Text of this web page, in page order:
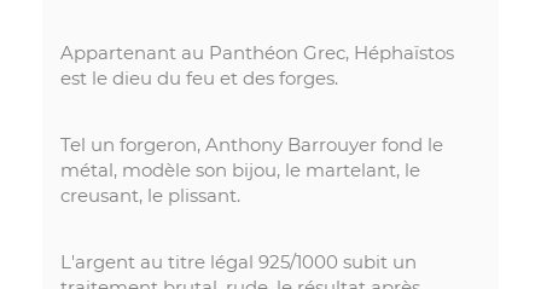
Appartenant au Panthéon Grec, Héphaïstos
est le dieu du feu et des forges.
Tel un forgeron, Anthony Barrouyer fond le
métal, modèle son bijou, le martelant, le
creusant, le plissant.
L'argent au titre légal 925/1000 subit un